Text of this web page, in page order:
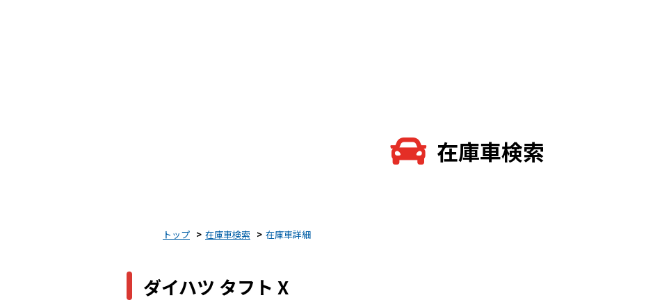
在庫車検索
トップ 在庫車検索 在庫車詳細
ダイハツ タフト X